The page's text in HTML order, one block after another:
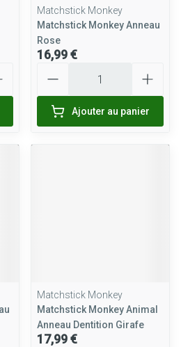
Matchstick Monkey
Matchstick Monkey Anneau
Rose
16,99 €
Ajouter au panier
Matchstick Monkey
Matchstick Monkey Animal
Anneau Dentition Girafe
17,99 €